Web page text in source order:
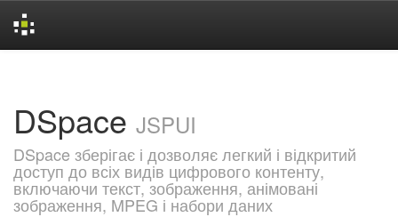
DSpace JSPUI
DSpace зберігає і дозволяє легкий і відкритий
доступ до всіх видів цифрового контенту,
включаючи текст, зображення, анімовані
зображення, MPEG і набори даних